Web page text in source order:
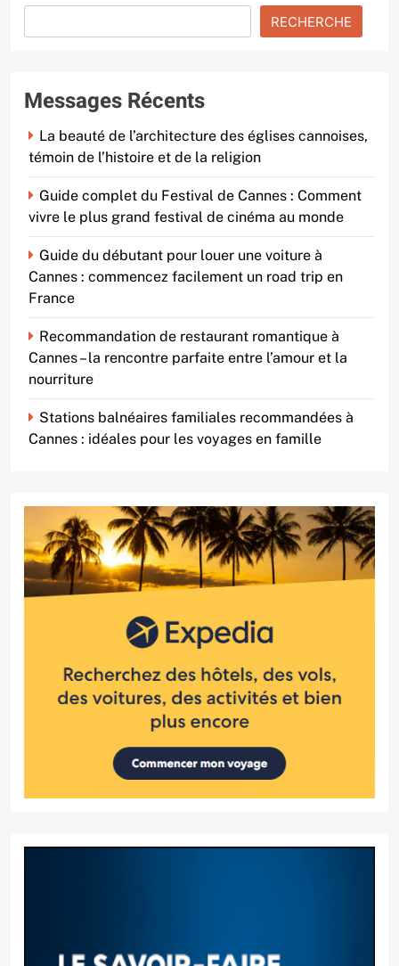
RECHERCHE
Messages Récents
La beauté de l’architecture des églises cannoises,
témoin de l’histoire et de la religion
Guide complet du Festival de Cannes : Comment
vivre le plus grand festival de cinéma au monde
Guide du débutant pour louer une voiture à
Cannes : commencez facilement un road trip en
France
Recommandation de restaurant romantique à
Cannes – la rencontre parfaite entre l’amour et la
nourriture
Stations balnéaires familiales recommandées à
Cannes : idéales pour les voyages en famille